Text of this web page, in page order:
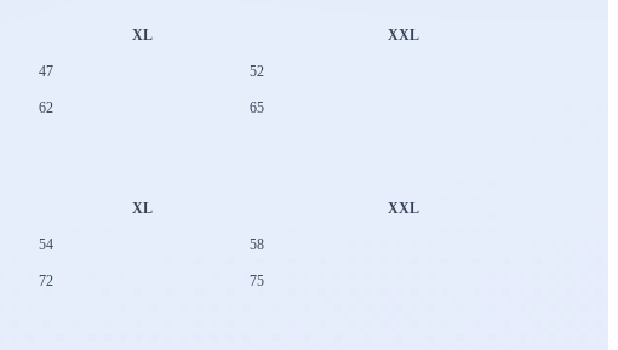
XL XXL
47 52
62 65
XL XXL
54 58
72 75